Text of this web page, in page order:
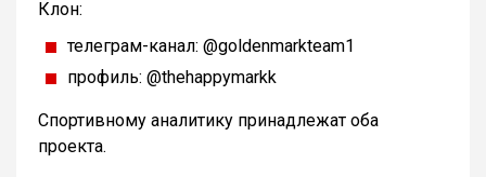
Клон:
телеграм-канал: @goldenmarkteam1
профиль: @thehappymarkk
Спортивному аналитику принадлежат оба
проекта.